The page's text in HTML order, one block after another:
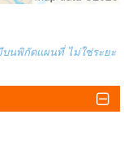
บนพิกัดแผนที่ ไม่ใช่ระยะ